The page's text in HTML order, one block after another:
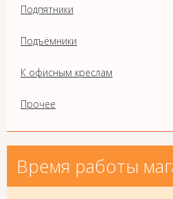
Подпятники
Подъёмники
К офисным креслам
Прочее
Время работы